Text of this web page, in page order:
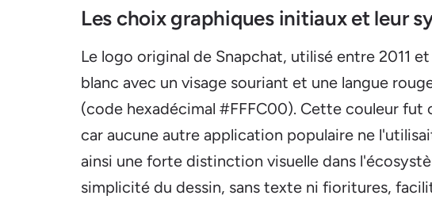
Les choix graphiques initiaux et leur
Le logo original de Snapchat, utilisé entre 2011
blanc avec un visage souriant et une langue
(code hexadécimal #FFFC00). Cette couleur
car aucune autre application populaire ne
ainsi une forte distinction visuelle dans
simplicité du dessin, sans texte ni fioritures,